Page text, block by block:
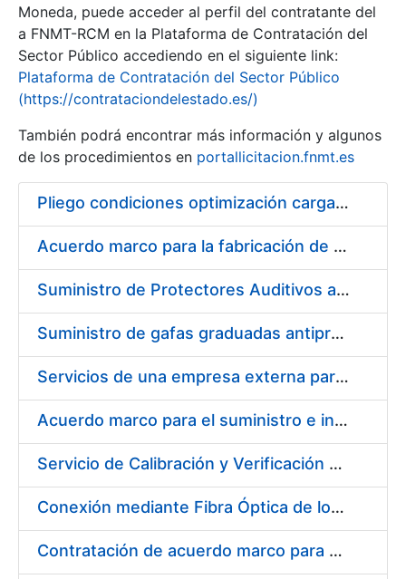
Mostra/Amaga
Moneda, puede acceder al perfil del contratante del
a FNMT-RCM en la Plataforma de Contratación del
Sector Público accediendo en el siguiente link:
Plataforma de Contratación del Sector Público
(https://contrataciondelestado.es/)
También podrá encontrar más información y algunos
de los procedimientos en portallicitacion.fnmt.es
Pliego condiciones optimización cargas compras firmado
Acuerdo marco para la fabricación de piezas
Suministro de Protectores Auditivos a medida para las personas trabajadoras de los Centros de Trabajo de Madrid y Burgos
Suministro de gafas graduadas antiproyecciones para los trabajadores de la FNMT-RCM en los centros de trabajo de Madrid y Burgos
Servicios de una empresa externa para el asesoramiento y resolución de los recursos de alzada que se presentan relacionados con procesos de selección para la FNMT-RCM
Acuerdo marco para el suministro e instalación de persianas, estores y otros complementos
Servicio de Calibración y Verificación Externa de los Equipos de Medición del Servicio de Prevención de la FNMT-RCM
Conexión mediante Fibra Óptica de los Centros de Proceso de Datos (CPDs) de las sedes de la FNMT-RCM de Burgos y Madrid
Contratación de acuerdo marco para el Suministro de Material de Electricidad para la Fábrica Nacional de Moneda y Timbre-Real Casa de la Moneda en su centro de trabajo de Burgos